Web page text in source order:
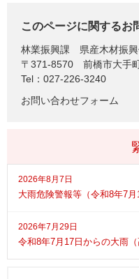
このページに関するお
林業振興課
県産木材振
〒371-8570
前橋市大手
Tel：027-226-3240
お問い合わせフォーム
2026年8月7日
大雨危険警報等（令和8年7
2026年7月29日
令和8年7月17日からの大雨（